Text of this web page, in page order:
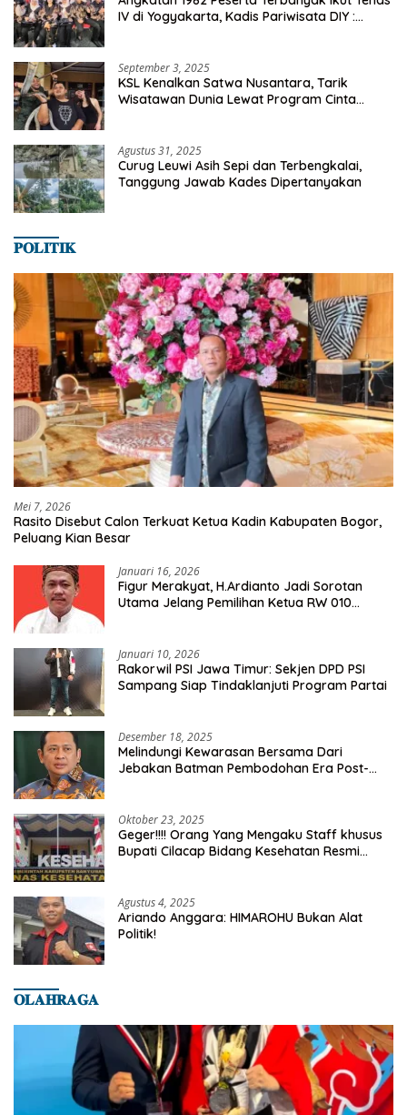
IV di Yogyakarta, Kadis Pariwisata DIY :
September 3, 2025
KSL Kenalkan Satwa Nusantara, Tarik
Wisatawan Dunia Lewat Program Cinta
Agustus 31, 2025
Curug Leuwi Asih Sepi dan Terbengkalai,
Tanggung Jawab Kades Dipertanyakan
𝐏𝐎𝐋𝐈𝐓𝐈𝐊
Mei 7, 2026
Rasito Disebut Calon Terkuat Ketua Kadin Kabupaten Bogor,
Peluang Kian Besar
Januari 16, 2026
Figur Merakyat, H.Ardianto Jadi Sorotan
Utama Jelang Pemilihan Ketua RW 010
Januari 10, 2026
Rakorwil PSI Jawa Timur: Sekjen DPD PSI
Sampang Siap Tindaklanjuti Program Partai
Desember 18, 2025
Melindungi Kewarasan Bersama Dari
Jebakan Batman Pembodohan Era Post-
Oktober 23, 2025
Geger!!!! Orang Yang Mengaku Staff khusus
Bupati Cilacap Bidang Kesehatan Resmi
Agustus 4, 2025
Ariando Anggara: HIMAROHU Bukan Alat
Politik!
𝐎𝐋𝐀𝐇𝐑𝐀𝐆𝐀